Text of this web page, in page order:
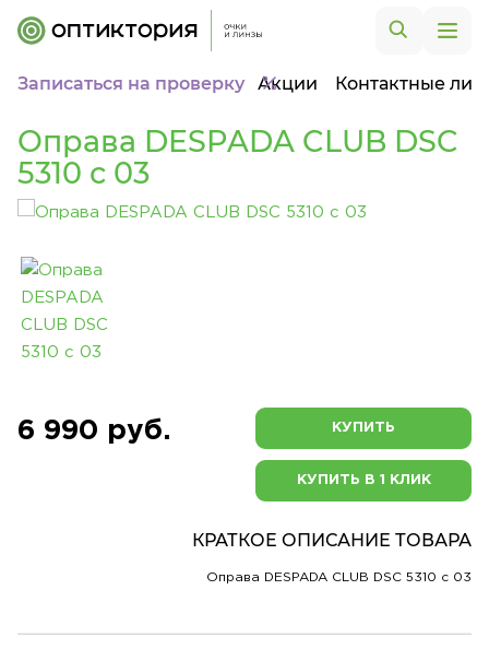
Записаться на проверку Акции Контактные
Оправа DESPADA CLUB DSC
5310 c 03
6 990 руб. КУПИТЬ
КУПИТЬ В 1 КЛИК
КРАТКОЕ ОПИСАНИЕ ТОВАРА
Оправа DESPADA CLUB DSC 5310 c 03